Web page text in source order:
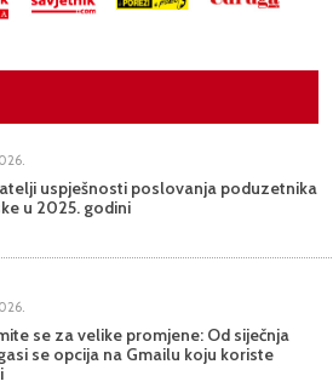
uspješnosti poslovanja poduzetnika
u 2025. godini
se za velike promjene: Od siječnja
se opcija na Gmailu koju koriste